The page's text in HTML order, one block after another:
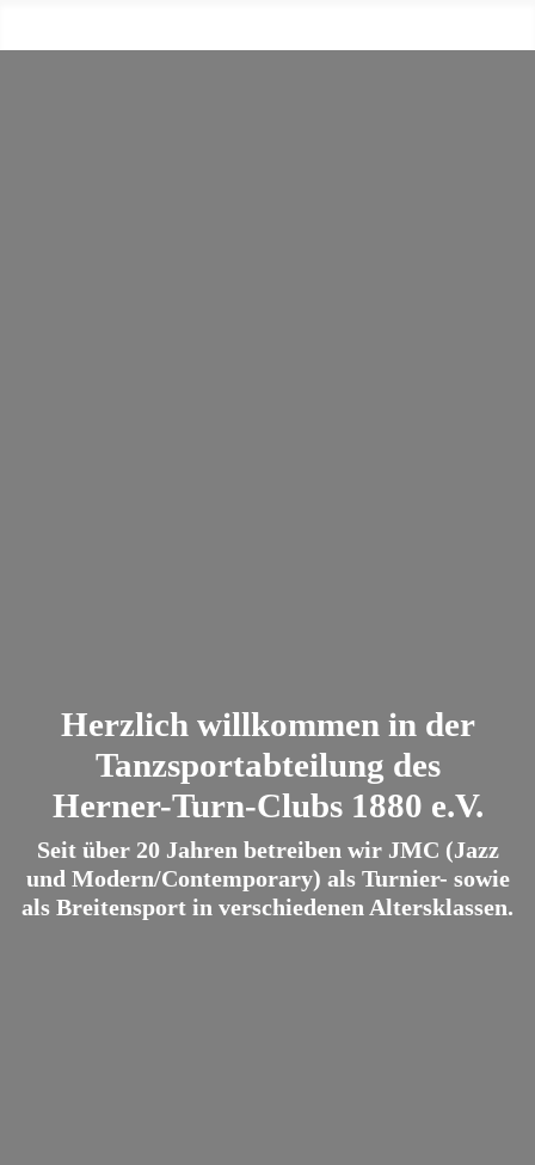
Herzlich willkommen in der
Tanzsportabteilung des
Herner-Turn-Clubs 1880 e.V.
Seit über 20 Jahren betreiben wir JMC (Jazz
und Modern/Contemporary) als Turnier- sowie
als Breitensport in verschiedenen Altersklassen.